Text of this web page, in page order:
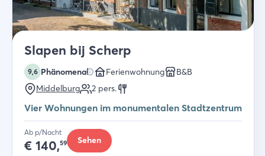
Slapen bij Scherp
9,6 Phänomenal Ferienwohnung
B&B
Middelburg
2 pers.
Vier Wohnungen im monumentalen Stadtzentrum
Ab p/Nacht
€ 140,59 Sehen